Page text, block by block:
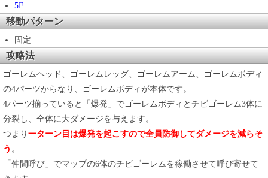
5F
移動パターン
固定
攻略法
ゴーレムヘッド、ゴーレムレッグ、ゴーレムアーム、ゴーレムボディ
の4パーツからなり、ゴーレムボディが本体です。
4パーツ揃っていると「爆発」でゴーレムボディとチビゴーレム3体に
分裂し、全体に大ダメージを与えます。
つまり 一ターン目は爆発を起こすので全員防御してダメージを減らそ
う 。
「仲間呼び」でマップの6体のチビゴーレムを稼働させて呼び寄せて